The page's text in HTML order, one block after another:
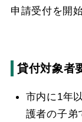
申請受付を開
貸付対象者
市内に1年
護者の子弟